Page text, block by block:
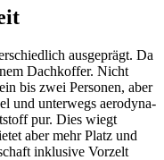
ausge­prägt. Da
Dach­koffer. Nicht
bis zwei Personen, aber
und unter­wegs aero­dy­na­
pur. Dies wiegt
aber mehr Platz und
inklu­sive Vorzelt